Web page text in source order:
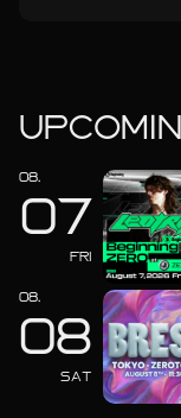
08.
07
FRI
08.
08
SAT